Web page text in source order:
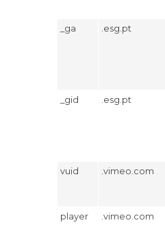
_ga .esg.pt
_gid .esg.pt
vuid .vimeo.com
player .vimeo.com